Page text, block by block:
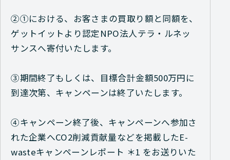
②①における、お客さまの買取り額と同額を、
ゲットイットより認定NPO法人テラ・ルネッ
サンスへ寄付いたします。
③期間終了もしくは、目標合計金額500万円に
到達次第、キャンペーンは終了いたします。
④キャンペーン終了後、キャンペーンへ参加さ
れた企業へCO2削減貢献量などを掲載したE-
wasteキャンペーンレポート ＊1 をお送りいた